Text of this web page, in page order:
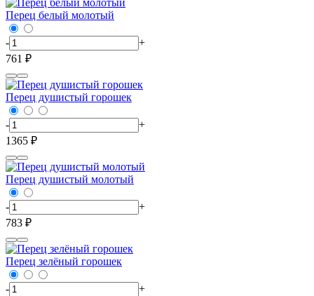
Перец белый молотый
-
+
761 ₽
Перец душистый горошек
-
+
1365 ₽
Перец душистый молотый
-
+
783 ₽
Перец зелёный горошек
-
+